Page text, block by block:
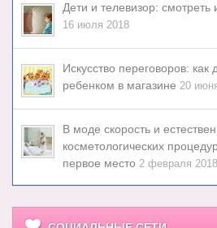
Дети и телевизор: смотреть
16 июля 2018
Искусство переговоров: как
ребенком в магазине 20
В моде скорость и
косметологических
первое место 2 февраля 2018